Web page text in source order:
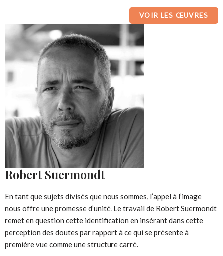
VOIR LES ŒUVRES
Robert Suermondt
En tant que sujets divisés que nous sommes, l’appel à l’image
nous offre une promesse d’unité. Le travail de Robert Suermondt
remet en question cette identification en insérant dans cette
perception des doutes par rapport à ce qui se présente à
première vue comme une structure carré.